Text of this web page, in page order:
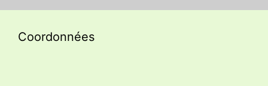
Coordonnées